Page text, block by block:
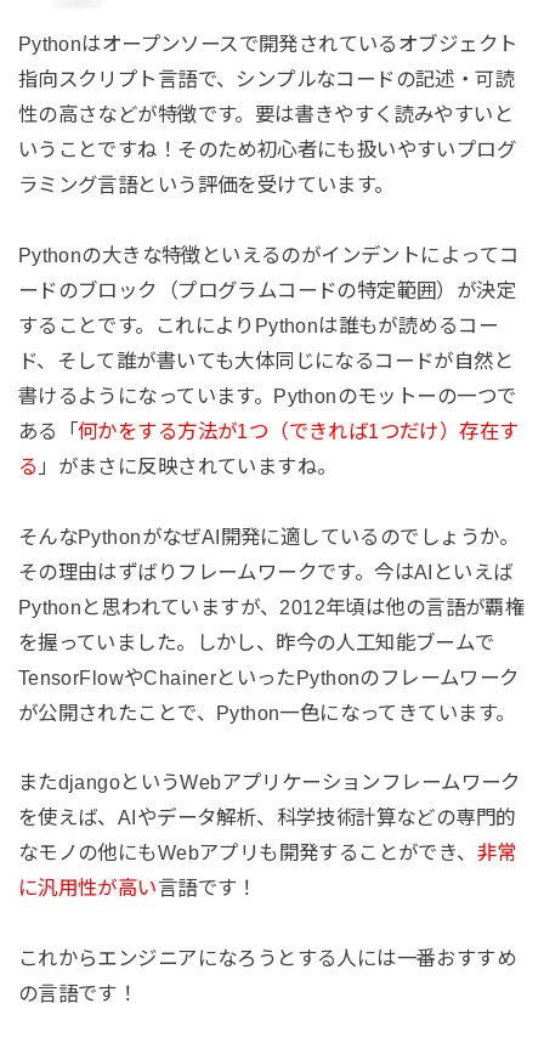
Pythonはオープンソースで開発されているオブジェクト
指向スクリプト言語で、シンプルなコードの記述・可読
性の高さなどが特徴です。要は書きやすく読みやすいと
いうことですね！そのため初心者にも扱いやすいプログ
ラミング言語という評価を受けています。
Pythonの大きな特徴といえるのがインデントによってコ
ードのブロック（プログラムコードの特定範囲）が決定
することです。これによりPythonは誰もが読めるコー
ド、そして誰が書いても大体同じになるコードが自然と
書けるようになっています。Pythonのモットーの一つで
ある「何かをする方法が1つ（できれば1つだけ）存在す
る 」がまさに反映されていますね。
そんなPythonがなぜAI開発に適しているのでしょうか。
その理由はずばりフレームワークです。今はAIといえば
Pythonと思われていますが、2012年頃は他の言語が覇権
を握っていました。しかし、昨今の人工知能ブームで
TensorFlowやChainerといったPythonのフレームワーク
が公開されたことで、Python一色になってきています。
またdjangoというWebアプリケーションフレームワーク
を使えば、AIやデータ解析、科学技術計算などの専門的
なモノの他にもWebアプリも開発することができ、 非常
に汎用性が高い言語です！
これからエンジニアになろうとする人には一番おすすめ
の言語です！